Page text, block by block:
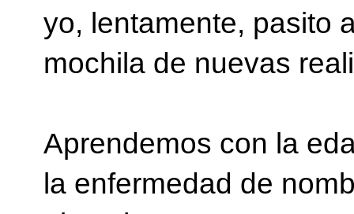
yo, lentamente, pasito
mochila de nuevas
Aprendemos con la
la enfermedad de